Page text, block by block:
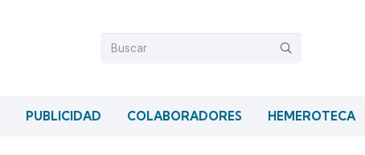
PUBLICIDAD COLABORADORES HEMEROTECA